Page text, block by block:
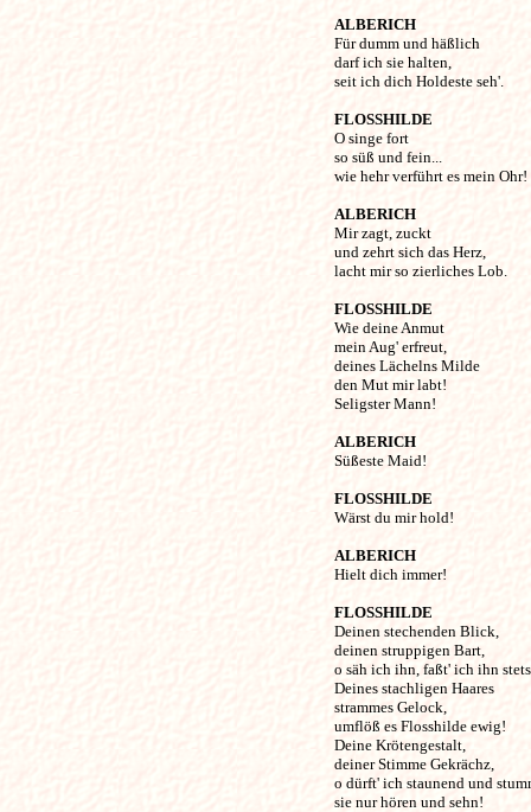
ALBERICH
Für dumm und häßlich
darf ich sie halten,
seit ich dich Holdeste seh'.
FLOSSHILDE
O singe fort
so süß und fein...
wie hehr verführt es mein Ohr!
ALBERICH
Mir zagt, zuckt
und zehrt sich das Herz,
lacht mir so zierliches Lob.
FLOSSHILDE
Wie deine Anmut
mein Aug' erfreut,
deines Lächelns Milde
den Mut mir labt!
Seligster Mann!
ALBERICH
Süßeste Maid!
FLOSSHILDE
Wärst du mir hold!
ALBERICH
Hielt dich immer!
FLOSSHILDE
Deinen stechenden Blick,
deinen struppigen Bart,
o säh ich ihn, faßt' ich ihn
Deines stachligen Haares
strammes Gelock,
umflöß es Flosshilde ewig!
Deine Krötengestalt,
deiner Stimme Gekrächz,
o dürft' ich staunend und
sie nur hören und sehn!